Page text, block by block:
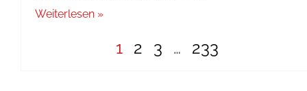
Weiterlesen »
1 2 3 … 233